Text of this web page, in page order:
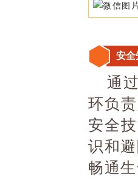
安全
通
环负
安全
识和
畅通